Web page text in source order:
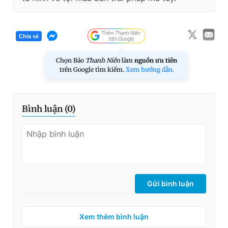
Chia sẻ
Chọn Báo Thanh Niên làm nguồn ưu tiên
trên Google tìm kiếm. Xem hướng dẫn.
Bình luận (0)
Gửi bình luận
Xem thêm bình luận